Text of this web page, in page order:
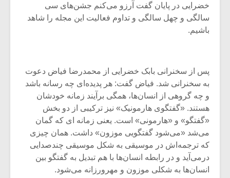
خضرایی در پایان گفت آرزو می‌کنم جشن‌های سی
سالگی و چهل سالگی و تداوم فعالیت این مجله را شاهد
باشیم.
پس از سخنرانی بابک خضرایی از محمدرضا فیاض دعوت
به سخنرانی شد. فیاض گفت: هر پدیده‌ای چه رسانه باشد
و چه گروهی از انسان‌ها، همگی برآیند زمانه خودشان
هستند. «گفتگوی هارمونیک» نیز ترکیبی از دو بخش
«گفتگو» و «هارمونی» است. یعنی زمانه ای که گمان
می‌شد «می‌شود گفتگویی موزون» داشت. همان چیزی
که ترجمه‌اش در موسیقی به شکل موسیقی چندصدایی
درمی‌آید و در رابطه انسان‌ها با هم تبدیل به گفتگو بین
انسان‌ها به شکلی موزون و مهرورزانه می‌شود.
متن فیلم «متری
شیش و نیم»
بدنام ترین باش
موسیقی